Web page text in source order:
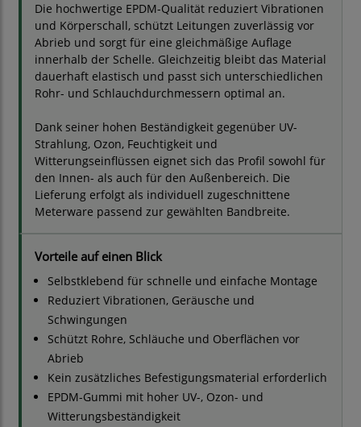
Die hochwertige EPDM-Qualität reduziert Vibrationen
und Körperschall, schützt Leitungen zuverlässig vor
Abrieb und sorgt für eine gleichmäßige Auflage
innerhalb der Schelle. Gleichzeitig bleibt das Material
dauerhaft elastisch und passt sich unterschiedlichen
Rohr- und Schlauchdurchmessern optimal an.
Dank seiner hohen Beständigkeit gegenüber UV-
Strahlung, Ozon, Feuchtigkeit und
Witterungseinflüssen eignet sich das Profil sowohl für
den Innen- als auch für den Außenbereich. Die
Lieferung erfolgt als individuell zugeschnittene
Meterware passend zur gewählten Bandbreite.
Vorteile auf einen Blick
Selbstklebend für schnelle und einfache Montage
Reduziert Vibrationen, Geräusche und
Schwingungen
Schützt Rohre, Schläuche und Oberflächen vor
Abrieb
Kein zusätzliches Befestigungsmaterial erforderlich
EPDM-Gummi mit hoher UV-, Ozon- und
Witterungsbeständigkeit